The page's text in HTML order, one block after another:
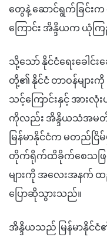
တွေနဲ့ ဆောင်ရွက်ခြင်း
ကြောင်း အိန္ဒိယက ယုံက
သို့သော် နိုင်ငံရေးခေါင်းဆ
တို့၏ နိုင်ငံ တာဝန်များ
သင့်ကြောင်းနှင့် အားလုံး
ကိုလည်း အိန္ဒိယသံအမတ်
မြန်မာနိုင်ငံက မတည်ငြိမ်
တိုက်ရိုက်ထိခိုက်စေသဖြင့်
များကို အလေးအနက် ထ
ပြောဆိုသွားသည်။
အိန္ဒိယသည် မြန်မာနိုင်ငံ